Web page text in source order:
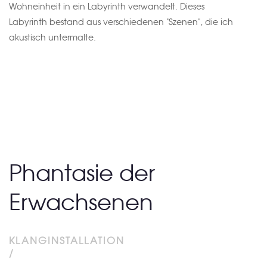
Wohneinheit in ein Labyrinth verwandelt. Dieses
Labyrinth bestand aus verschiedenen "Szenen", die ich
akustisch untermalte.
Phantasie der
Erwachsenen
KLANGINSTALLATION
/